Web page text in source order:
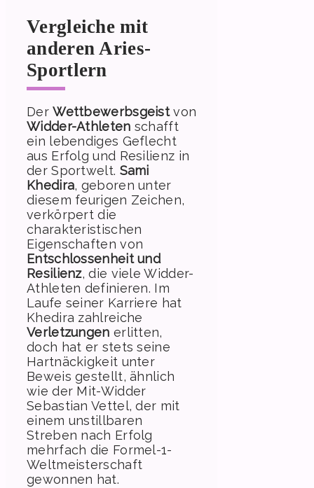
Vergleiche mit
anderen Aries-
Sportlern
DerWettbewerbsgeistvon
Widder-Athleten schafft
ein lebendiges Geflecht
aus Erfolg und Resilienz in
der Sportwelt. Sami
Khedira, geboren unter
diesem feurigen Zeichen,
verkörpert die
charakteristischen
Eigenschaften von
Entschlossenheit und
Resilienz, die viele Widder-
Athleten definieren. Im
Laufe seiner Karriere hat
Khedira zahlreiche
Verletzungen erlitten,
doch hat er stets seine
Hartnäckigkeit unter
Beweis gestellt, ähnlich
wie der Mit-Widder
Sebastian Vettel, der mit
einem unstillbaren
Streben nach Erfolg
mehrfach die Formel-1-
Weltmeisterschaft
gewonnen hat.